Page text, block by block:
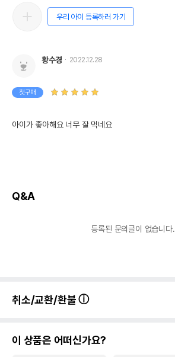
우리 아이 등록하러 가기
황수경 2022.12.28
첫구매
아이가 좋아해요 너무 잘 먹네요
Q&A
등록된 문의글이 없습니다.
취소/교환/환불
이 상품은 어떠신가요?